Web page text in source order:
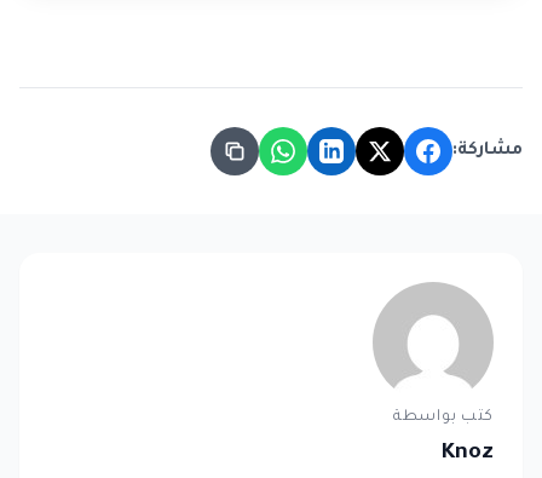
مشاركة:
كتب بواسطة
Knoz